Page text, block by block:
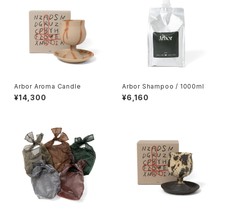
Arbor Aroma Candle
¥14,300
Arbor Shampoo / 1000ml
¥6,160